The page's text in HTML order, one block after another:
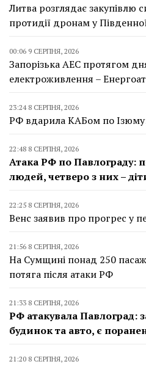
Литва розглядає закупівлю
протидії дронам у
00:06 9 СЕРПНЯ, 2026
Запорізька АЕС протягом
електроживлення –
23:24 8 СЕРПНЯ, 2026
РФ вдарила КАБом по
22:48 8 СЕРПНЯ, 2026
Атака РФ по Павлограду:
людей, четверо з них –
22:25 8 СЕРПНЯ, 2026
Венс заявив про прогрес у
21:56 8 СЕРПНЯ, 2026
На Сумщині понад 250
потяга після атаки РФ
21:33 8 СЕРПНЯ, 2026
РФ атакувала Павлоград:
будинок та авто, є
21:20 8 СЕРПНЯ, 2026